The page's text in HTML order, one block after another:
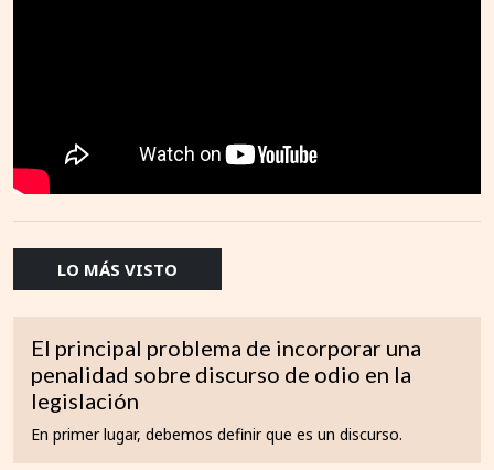
LO MÁS VISTO
El principal problema de incorporar una
penalidad sobre discurso de odio en la
legislación
En primer lugar, debemos definir que es un discurso.